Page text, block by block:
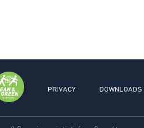
PRIVACY DOWNLOADS